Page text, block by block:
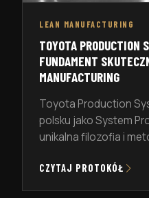
LEAN MANUFACTURING
TOYOTA PRODUCTION
FUNDAMENT
MANUFACTURING
Toyota Production
polsku jako System
unikalna filozofia i
TPS stał się
CZYTAJ PROTOKÓŁ